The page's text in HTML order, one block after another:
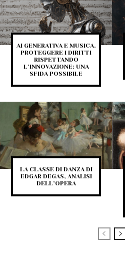
AI GENERATIVA E MUSICA.
PROTEGGERE I DIRITTI
RISPETTANDO
L’INNOVAZIONE: UNA
SFIDA POSSIBILE
LA CLASSE DI DANZA DI
EDGAR DEGAS, ANALISI
DELL’OPERA